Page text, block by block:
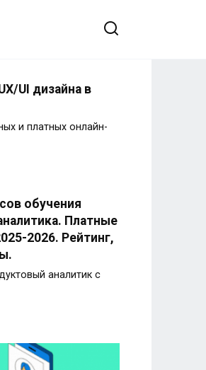
UI дизайна в
и платных онлайн-
обучения
Платные
2026. Рейтинг,
аналитик с